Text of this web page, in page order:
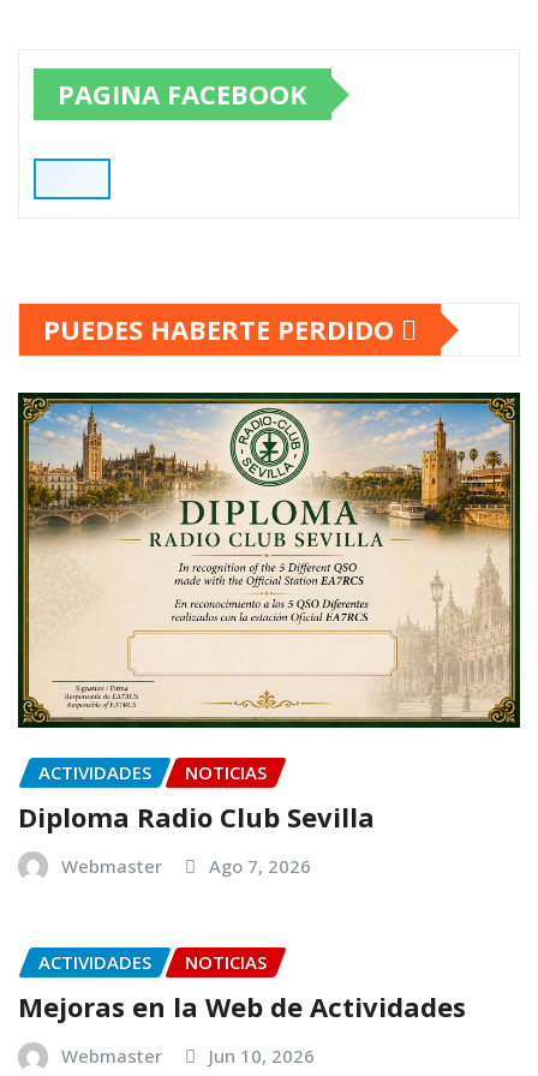
PAGINA FACEBOOK
PUEDES HABERTE PERDIDO
ACTIVIDADES NOTICIAS
Diploma Radio Club Sevilla
Webmaster Ago 7, 2026
ACTIVIDADES NOTICIAS
Mejoras en la Web de Actividades
Webmaster Jun 10, 2026